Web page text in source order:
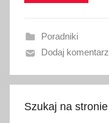
w
n
o
1
s
Poradniki
Dodaj komentarz
Szukaj na stronie